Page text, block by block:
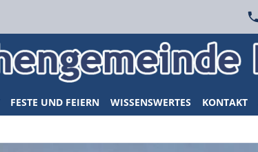
FESTE UND FEIERN WISSENSWERTES KONTAKT